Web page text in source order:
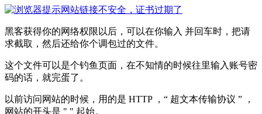
黑客获得你的网络权限以后，可以在你输入 并回车时，把请
求截取，然后还给你个调包过的文件。
这个文件可以是个钓鱼页面，在不知情的时候往里输入账号密
码的话，就完蛋了。
以前访问网站的时候，用的是 HTTP ，“ 超文本传输协议 ” ，
网站的开头是 " " 起始。